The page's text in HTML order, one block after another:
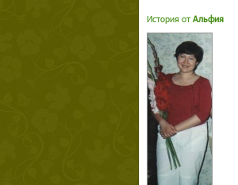
История отАльфия